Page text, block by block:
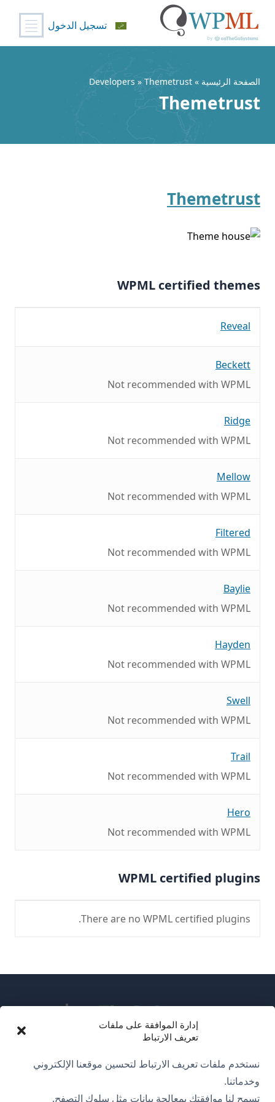
إدارة الموافقة على ملفات
تعريف الارتباط
نستخدم ملفات تعريف الارتباط لتحسين موقعنا الإلكتروني
وخدماتنا.
تسمح لنا موافقتك بمعالجة بيانات مثل سلوك التصفح.
المحتوى
تسجيل الدخول
الصفحة الرئيسية » Developers » Themetrust
Themetrust
Themetrust
WPML certified themes
Reveal
Beckett
Not recommended with WPML
Ridge
Not recommended with WPML
Mellow
Not recommended with WPML
Filtered
Not recommended with WPML
Baylie
Not recommended with WPML
Hayden
Not recommended with WPML
Swell
Not recommended with WPML
Trail
Not recommended with WPML
Hero
Not recommended with WPML
WPML certified plugins
There are no WPML certified plugins.
(يفتح